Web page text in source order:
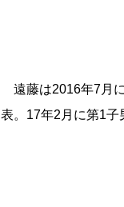
遠藤は2016年7月
表。17年2月に第1子